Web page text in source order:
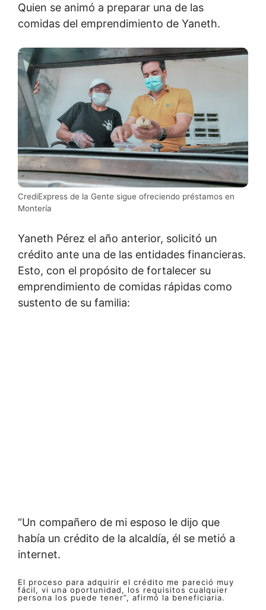
Quien se animó a preparar una de las
comidas del emprendimiento de Yaneth.
CrediExpress de la Gente sigue ofreciendo préstamos en
Montería
Yaneth Pérez el año anterior, solicitó un
crédito ante una de las entidades financieras.
Esto, con el propósito de fortalecer su
emprendimiento de comidas rápidas como
sustento de su familia:
“Un compañero de mi esposo le dijo que
había un crédito de la alcaldía, él se metió a
internet.
El proceso para adquirir el crédito me pareció muy
fácil, vi una oportunidad, los requisitos cualquier
persona los puede tener”, afirmó la beneficiaria.